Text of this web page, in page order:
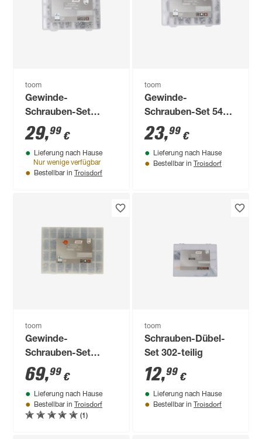
toom
Gewinde-
Schrauben-Set
1180-teilig
29,99 €
Lieferung nach Hause
Nur wenige verfügbar
Bestellbar in Troisdorf
toom
Gewinde-
Schrauben-Set 540-
teilig
23,99 €
Lieferung nach Hause
Bestellbar in Troisdorf
toom
Gewinde-
Schrauben-Set
1750-teilig
69,99 €
Lieferung nach Hause
Bestellbar in Troisdorf
(1)
toom
Schrauben-Dübel-
Set 302-teilig
12,99 €
Lieferung nach Hause
Bestellbar in Troisdorf